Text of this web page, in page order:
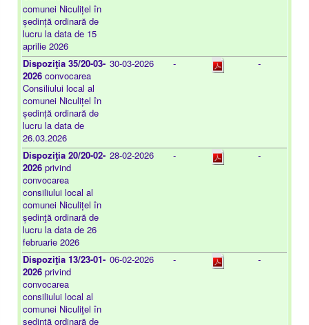
comunei Niculițel în
ședință ordinară de
lucru la data de 15
aprilie 2026
Dispoziţia 35/20-03-
2026 convocarea
Consiliului local al
comunei Niculițel în
ședință ordinară de
lucru la data de
26.03.2026
30-03-2026 - -
Dispoziţia 20/20-02-
2026 privind
convocarea
consiliului local al
comunei Niculițel în
ședinţă ordinară de
lucru la data de 26
februarie 2026
28-02-2026 - -
Dispoziţia 13/23-01-
2026 privind
convocarea
consiliului local al
comunei Niculiţel în
sedinţă ordinară de
06-02-2026 - -